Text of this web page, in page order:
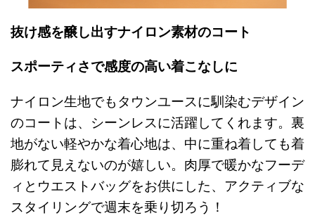
抜け感を醸し出すナイロン素材のコート
スポーティさで感度の高い着こなしに
ナイロン生地でもタウンユースに馴染むデザイン
のコートは、シーンレスに活躍してくれます。裏
地がない軽やかな着心地は、中に重ね着しても着
膨れて見えないのが嬉しい。肉厚で暖かなフーデ
ィとウエストバッグをお供にした、アクティブな
スタイリングで週末を乗り切ろう！